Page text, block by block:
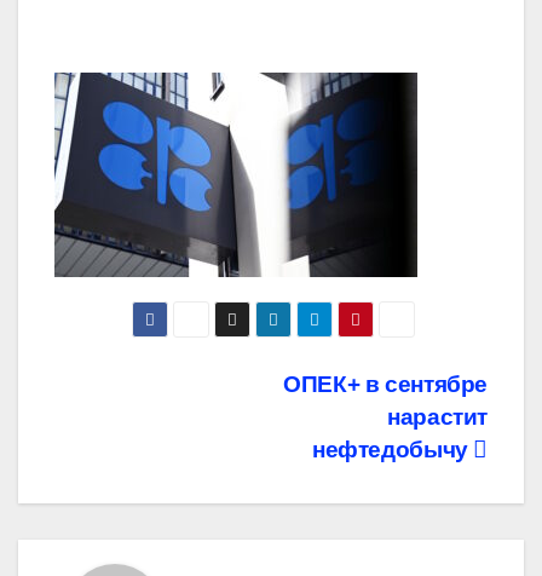
записям
ОПЕК+ в сентябре
нарастит
нефтедобычу